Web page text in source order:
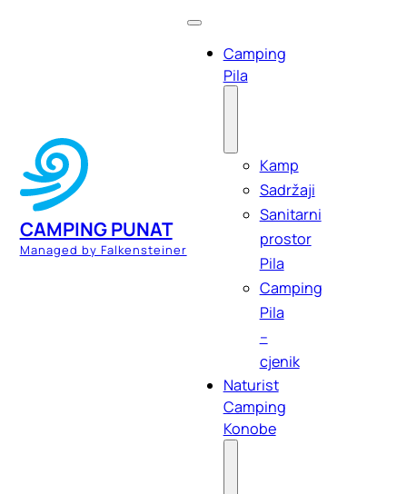
CAMPING PUNAT
Managed by Falkensteiner
Camping
Pila
Kamp
Sadržaji
Sanitarni
prostor
Pila
Camping
Pila
–
cjenik
Naturist
Camping
Konobe